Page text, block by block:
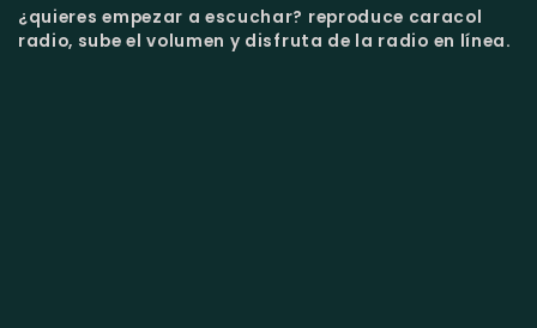
¿quieres empezar a escuchar? reproduce caracol
radio, sube el volumen y disfruta de la radio en línea.